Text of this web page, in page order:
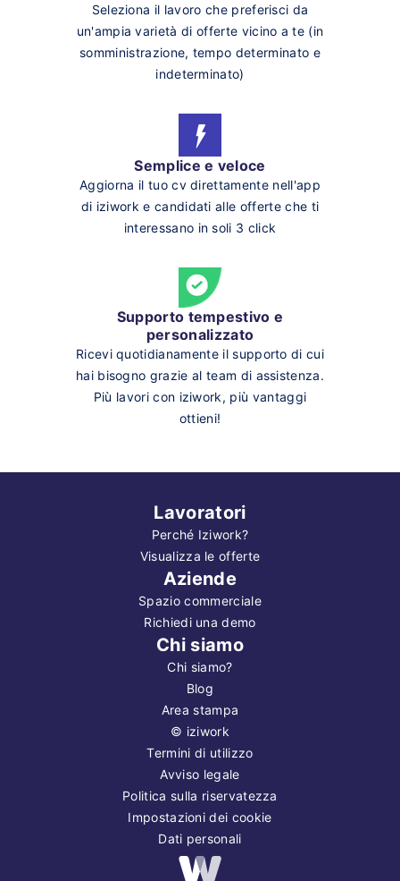
Seleziona il lavoro che preferisci da
un'ampia varietà di offerte vicino a te (in
somministrazione, tempo determinato e
indeterminato)
Semplice e veloce
Aggiorna il tuo cv direttamente nell'app
di iziwork e candidati alle offerte che ti
interessano in soli 3 click
Supporto tempestivo e
personalizzato
Ricevi quotidianamente il supporto di cui
hai bisogno grazie al team di assistenza.
Più lavori con iziwork, più vantaggi
ottieni!
Lavoratori
Perché Iziwork?
Visualizza le offerte
Aziende
Spazio commerciale
Richiedi una demo
Chi siamo
Chi siamo?
Blog
Area stampa
© iziwork
Termini di utilizzo
Avviso legale
Politica sulla riservatezza
Impostazioni dei cookie
Dati personali